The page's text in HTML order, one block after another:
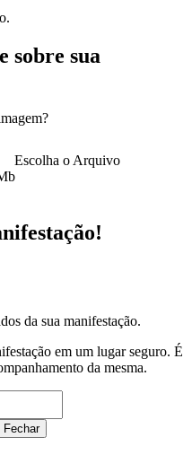
sobre sua
Escolha o Arquivo
da sua manifestação.
em um lugar seguro. É
da mesma.
Fechar